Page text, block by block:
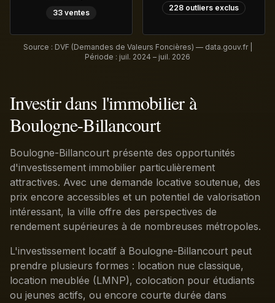
33 ventes
228 outliers exclus
Source : DVF (Demandes de Valeurs Foncières) — data.gouv.fr |
Période : juil. 2024 – juil. 2026
Investir dans l'immobilier à
Boulogne-Billancourt
Boulogne-Billancourt présente des opportunités
d'investissement immobilier particulièrement
attractives. Avec une demande locative soutenue, des
prix encore accessibles et un potentiel de valorisation
intéressant, la ville offre des perspectives de
rendement supérieures à de nombreuses métropoles.
L'investissement locatif à Boulogne-Billancourt peut
prendre plusieurs formes : location nue classique,
location meublée (LMNP), colocation pour étudiants
ou jeunes actifs, ou encore courte durée dans